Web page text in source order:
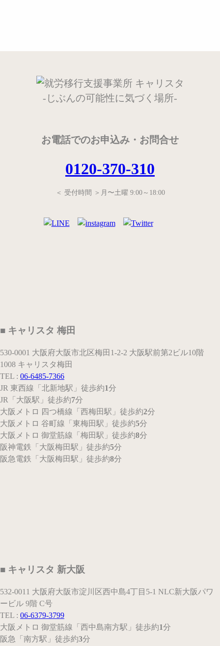
-じぶんの可能性に気づく場所-
お電話でのお申込み・お問合せ
0120-370-310
＜ 受付時間 ＞月〜土曜 9:00～18:00
■ キャリスタ 梅田
530-0001 大阪府大阪市北区梅田1-2-2 大阪駅前第2ビル10階
1008 キャリスタ梅田
TEL : 06-6485-7366
JR 東西線 「北新地駅」 徒歩約1分
JR
「大阪駅」 徒歩約7分
大阪メトロ 四つ橋線 「西梅田駅」 徒歩約2分
大阪メトロ 谷町線 「東梅田駅」 徒歩約5分
大阪メトロ 御堂筋線 「梅田駅」 徒歩約8分
阪神電鉄 「大阪梅田駅」 徒歩約5分
阪急電鉄 「大阪梅田駅」 徒歩約8分
■ キャリスタ 新大阪
532-0011 大阪府大阪市淀川区西中島4丁目5-1 NLC新大阪パワ
ービル 9階 C号
TEL : 06-6379-3799
大阪メトロ 御堂筋線 「西中島南方駅」 徒歩約1分
阪急
「南方駅」 徒歩約3分